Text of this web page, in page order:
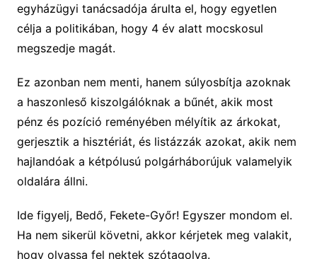
egyházügyi tanácsadója árulta el, hogy egyetlen
célja a politikában, hogy 4 év alatt mocskosul
megszedje magát.
Ez azonban nem menti, hanem súlyosbítja azoknak
a haszonleső kiszolgálóknak a bűnét, akik most
pénz és pozíció reményében mélyítik az árkokat,
gerjesztik a hisztériát, és listázzák azokat, akik nem
hajlandóak a kétpólusú polgárháborújuk valamelyik
oldalára állni.
Ide figyelj, Bedő, Fekete-Győr! Egyszer mondom el.
Ha nem sikerül követni, akkor kérjetek meg valakit,
hogy olvassa fel nektek szótagolva.